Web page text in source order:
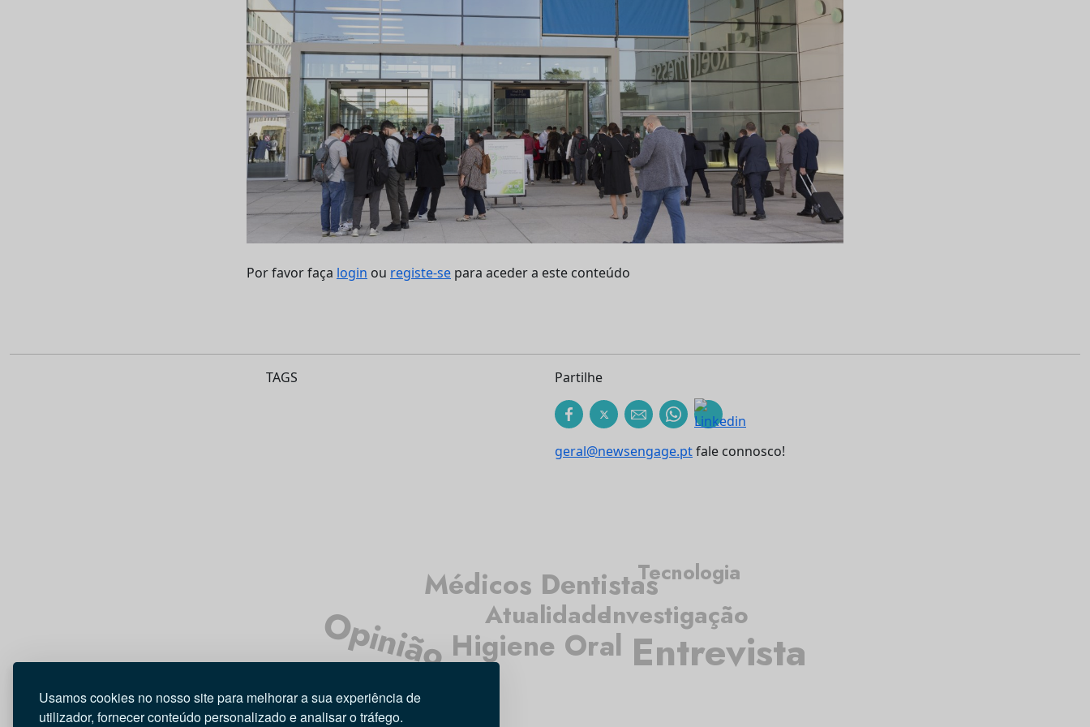
Usamos cookies no nosso site para melhorar a sua experiência de
utilizador, fornecer conteúdo personalizado e analisar o tráfego.
Por favor faça login ou registe-se para aceder a este conteúdo
TAGS Partilhe
geral@newsengage.ptfale connosco!
Atualidade
Médicos Dentistas
Higiene Oral Entrevista
Opinião
Tecnologia
Investigação